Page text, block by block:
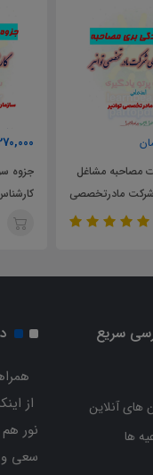
مصاحبه مشاغل
مادرتخصصی
جزوه
سریع
های آنلاین
ها
از
نور
سعی و